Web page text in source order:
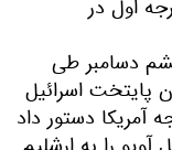
اول در
دسامبر طی
پایتخت اسرائیل
دستور داد